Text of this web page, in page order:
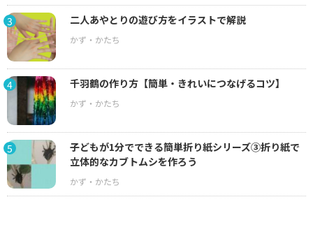
3 二人あやとりの遊び方をイラストで解説
4 千羽鶴の作り方【簡単・きれいにつなげるコツ】
5
子どもが1分でできる簡単折り紙シリーズ③折り紙で
立体的なカブトムシを作ろう